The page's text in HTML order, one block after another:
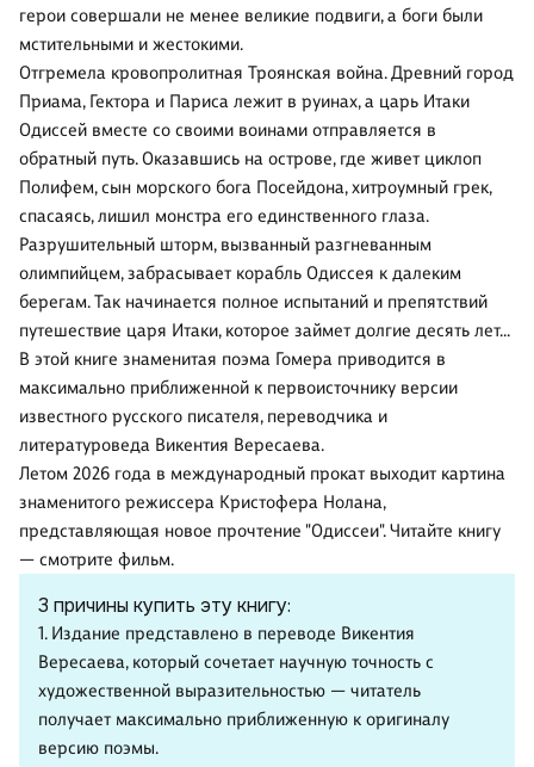
герои совершали не менее великие подвиги, а боги были
мстительными и жестокими.
Отгремела кровопролитная Троянская война. Древний город
Приама, Гектора и Париса лежит в руинах, а царь Итаки
Одиссей вместе со своими воинами отправляется в
обратный путь. Оказавшись на острове, где живет циклоп
Полифем, сын морского бога Посейдона, хитроумный грек,
спасаясь, лишил монстра его единственного глаза.
Разрушительный шторм, вызванный разгневанным
олимпийцем, забрасывает корабль Одиссея к далеким
берегам. Так начинается полное испытаний и препятствий
путешествие царя Итаки, которое займет долгие десять лет…
В этой книге знаменитая поэма Гомера приводится в
максимально приближенной к первоисточнику версии
известного русского писателя, переводчика и
литературоведа Викентия Вересаева.
Летом 2026 года в международный прокат выходит картина
знаменитого режиссера Кристофера Нолана,
представляющая новое прочтение "Одиссеи". Читайте книгу
— смотрите фильм.
3 причины купить эту книгу:
1. Издание представлено в переводе Викентия
Вересаева, который сочетает научную точность с
художественной выразительностью — читатель
получает максимально приближенную к оригиналу
версию поэмы.